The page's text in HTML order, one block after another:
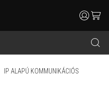
search
usercart
IP ALAPÚ KOMMUNIKÁCIÓS